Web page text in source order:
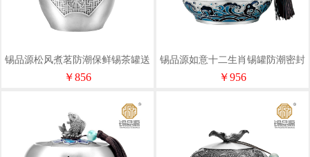
锡品源松风煮茗防潮保鲜锡茶罐送
礼手工纯锡茶叶罐可定制储茶罐
￥856
锡品源如意十二生肖锡罐防潮密封
礼品手工纯锡茶叶罐可定制储茶罐
￥956